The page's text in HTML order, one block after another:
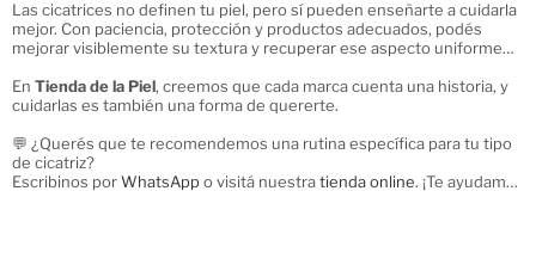
Las cicatrices no definen tu piel, pero sí pueden enseñarte a cuidarla
mejor. Con paciencia, protección y productos adecuados, podés
mejorar visiblemente su textura y recuperar ese aspecto uniforme
En Tienda de la Piel, creemos que cada marca cuenta una historia, y
cuidarlas es también una forma de quererte.
💬 ¿Querés que te recomendemos una rutina específica para tu tipo
de cicatriz?
Escribinos porWhatsAppo visitá nuestratienda online. ¡Te ayudamos